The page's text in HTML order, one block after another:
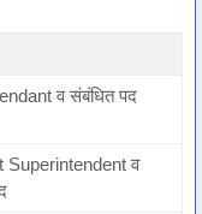
व संबंधित पद
Superintendent व